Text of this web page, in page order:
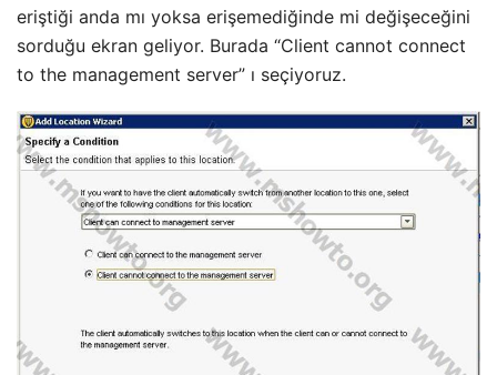
eriştiği anda mı yoksa erişemediğinde mi değişeceğini
sorduğu ekran geliyor. Burada “Client cannot connect
to the management server” ı seçiyoruz.